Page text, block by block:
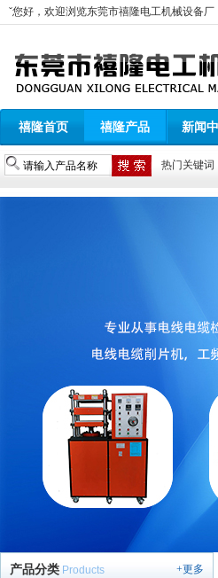
ˇ您好，欢迎浏览东莞市禧隆电工机械设备厂
禧隆首页 禧隆产品 新闻
热门关键词
+更多
产品分类 Products